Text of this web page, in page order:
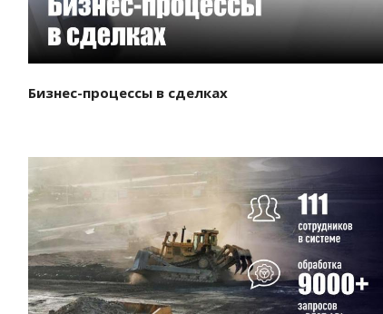
Бизнес-процессы в сделках
Смотреть проект